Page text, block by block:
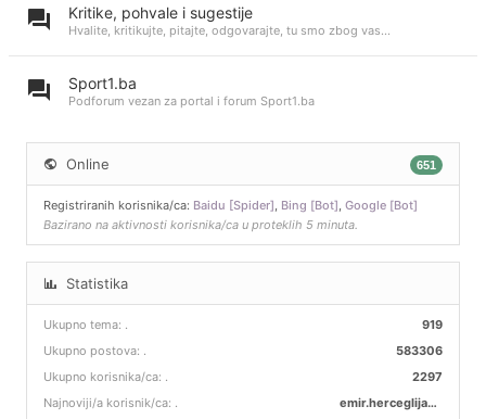
Kritike, pohvale i sugestije
Hvalite, kritikujte, pitajte, odgovarajte, tu smo zbog vas...
Sport1.ba
Podforum vezan za portal i forum Sport1.ba
Online 651
Registriranih korisnika/ca: Baidu [Spider], Bing [Bot], Google [Bot]
Bazirano na aktivnosti korisnika/ca u proteklih 5 minuta.
Statistika
Ukupno tema: 919
.
Ukupno postova:
583306
.
Ukupno korisnika/ca:
2297
.
Najnoviji/a korisnik/ca:
emir.herceglija00
.